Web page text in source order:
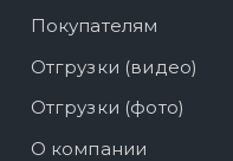
Покупателям
Отгрузки (видео)
Отгрузки (фото)
О компании